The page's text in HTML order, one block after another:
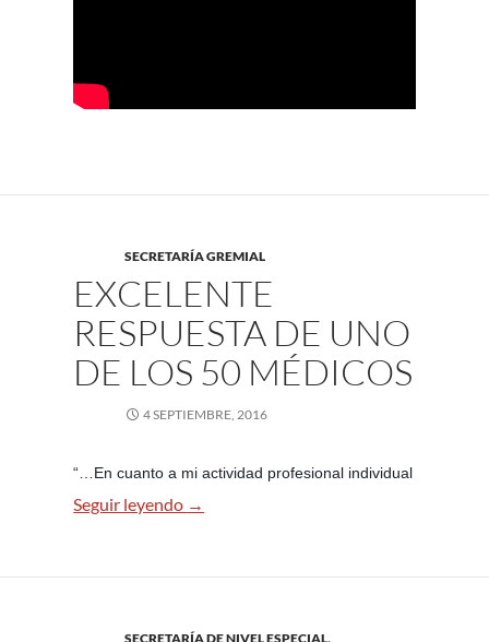
SECRETARÍA GREMIAL
EXCELENTE
RESPUESTA DE UNO
DE LOS 50 MÉDICOS
4 SEPTIEMBRE, 2016
“…En cuanto a mi actividad profesional individual
Seguir leyendo Excelente respuesta de uno de los 50
→
SECRETARÍA DE NIVEL ESPECIAL,